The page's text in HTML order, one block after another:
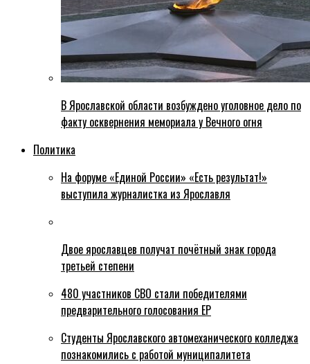
В Ярославской области возбуждено уголовное дело по
факту осквернения мемориала у Вечного огня
Политика
На форуме «Единой России» «Есть результат!»
выступила журналистка из Ярославля
Двое ярославцев получат почётный знак города
третьей степени
480 участников СВО стали победителями
предварительного голосования ЕР
Студенты Ярославского автомеханического колледжа
познакомились с работой муниципалитета